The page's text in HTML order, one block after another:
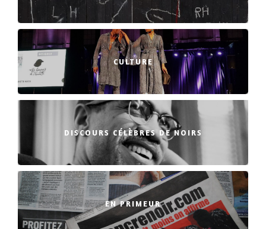
CULTURE
DISCOURS CÉLÈBRES DE NOIRS
EN PRIMEUR